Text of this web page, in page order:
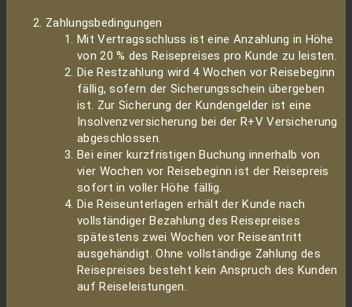
Zahlungsbedingungen
Mit Vertragsschluss ist eine Anzahlung in Höhe
von 20 % des Reisepreises pro Kunde zu leisten.
Die Restzahlung wird 4 Wochen vor Reisebeginn
fällig, sofern der Sicherungsschein übergeben
ist. Zur Sicherung der Kundengelder ist eine
Insolvenzversicherung bei der R+V Versicherung
abgeschlossen.
Bei einer kurzfristigen Buchung innerhalb von
vier Wochen vor Reisebeginn ist der Reisepreis
sofort in voller Höhe fällig.
Die Reiseunterlagen erhält der Kunde nach
vollständiger Bezahlung des Reisepreises
spätestens zwei Wochen vor Reiseantritt
ausgehändigt. Ohne vollständige Zahlung des
Reisepreises besteht kein Anspruch des Kunden
auf Reiseleistungen.